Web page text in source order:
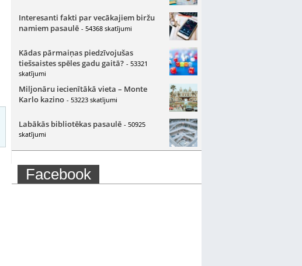
Interesanti fakti par vecākajiem biržu
namiem pasaulē - 54368 skatījumi
Kādas pārmaiņas piedzīvojušas
tiešsaistes spēles gadu gaitā? - 53321
skatījumi
Miljonāru iecienītākā vieta – Monte
Karlo kazino - 53223 skatījumi
Labākās bibliotēkas pasaulē - 50925
skatījumi
Facebook